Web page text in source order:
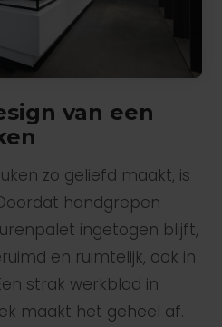
van een
zo geliefd maakt, is
handgrepen
ingetogen blijft,
en ruimtelijk, ook in
strak werkblad in
maakt het geheel af.